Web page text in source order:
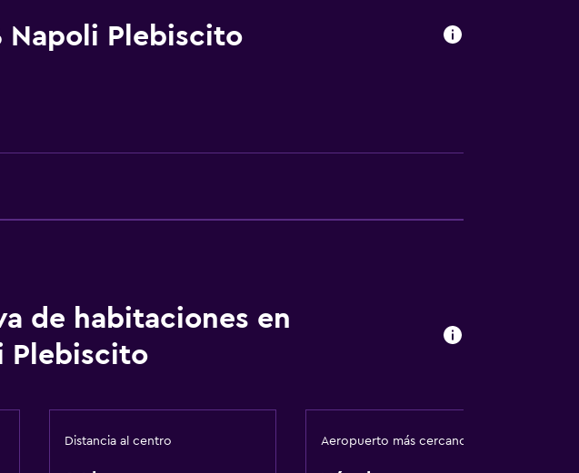
Microondas
Napoli Plebiscito
de habitaciones en
Plebiscito
Distancia al centro Aeropuerto más cercano